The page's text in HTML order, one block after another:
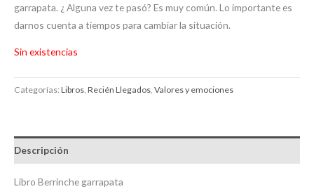
garrapata. ¿ Alguna vez te pasó? Es muy común. Lo importante es
darnos cuenta a tiempos para cambiar la situación.
Sin existencias
Categorías:Libros, Recién Llegados, Valores y emociones
Descripción
Libro Berrinche garrapata